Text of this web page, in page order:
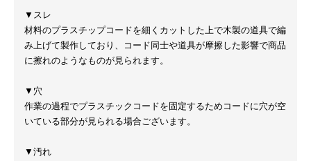
▼スレ
材料のプラスチップコードを細くカットした上で木製の道具で編
み上げて製作しており、コード同士や道具が摩擦した影響で商品
に擦れのようなものが見られます。
▼穴
作業の過程でプラスチックコードを固定するためコードに穴が空
いている部分が見られる場合ございます。
▼汚れ